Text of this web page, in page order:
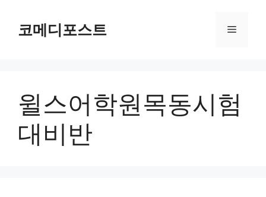
코메디포스트 메
윌스어학원목동시험
대비반